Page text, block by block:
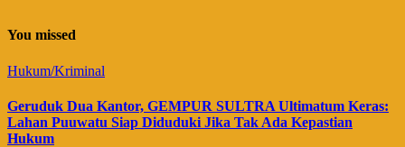
You missed
Hukum/Kriminal
Geruduk Dua Kantor, GEMPUR SULTRA Ultimatum Keras:
Lahan Puuwatu Siap Diduduki Jika Tak Ada Kepastian
Hukum